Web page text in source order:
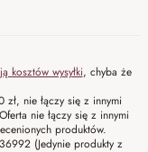
kosztów wysyłki, chyba że
nie łączy się z innymi
nie łączy się z innymi
produktów.
(Jedynie produkty z